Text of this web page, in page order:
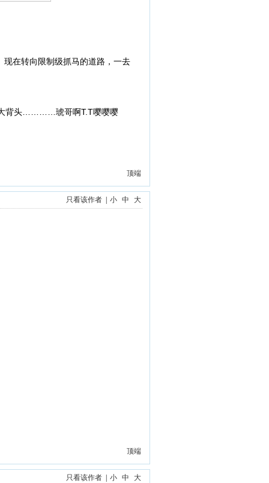
在转向限制级抓马的道路，一去
背头…………琥哥啊T.T嘤嘤嘤
顶端
只看该作者 小 中 大
顶端
只看该作者 小 中 大